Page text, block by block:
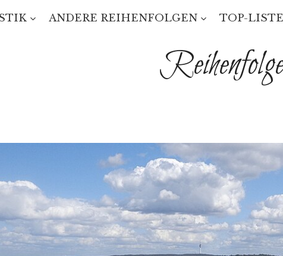
ANDERE REIHENFOLGEN TOP-